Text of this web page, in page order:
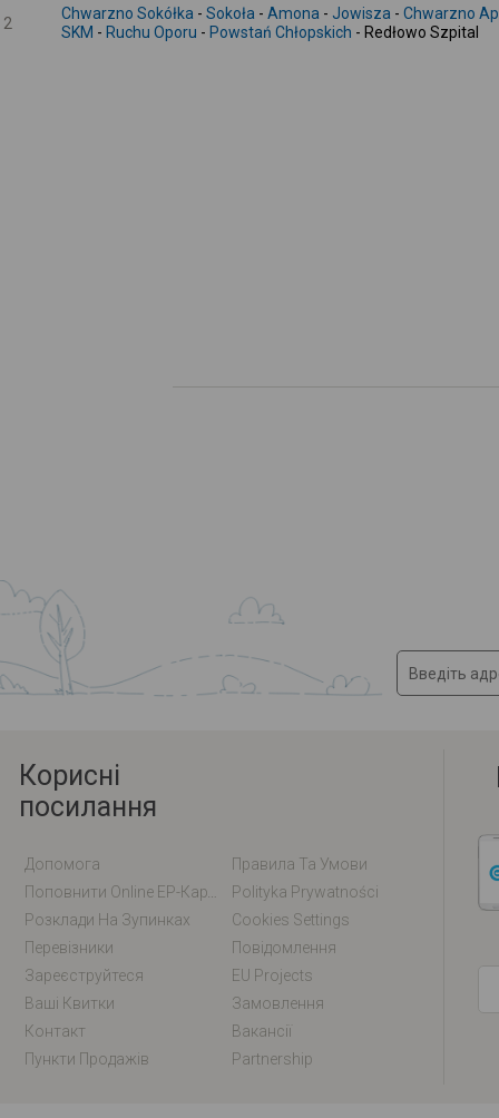
2
Chwarzno Sokółka - Sokoła - Amona - Jowisza - Chwarzno
SKM - Ruchu Oporu - Powstań Chłopskich - Redłowo Szpital
Корисні
посилання
Допомога
Правила Та Умови
Polityka Prywatności
Розклади На Зупинках
Cookies Settings
Перевізники
Повідомлення
Зареєструйтеся
EU Projects
Ваші Квитки
Замовлення
Контакт
Вакансії
Пункти Продажів
Partnership